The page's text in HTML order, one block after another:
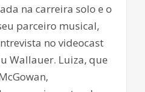
na carreira solo e o
parceiro musical,
no videocast
Wallauer. Luiza, que